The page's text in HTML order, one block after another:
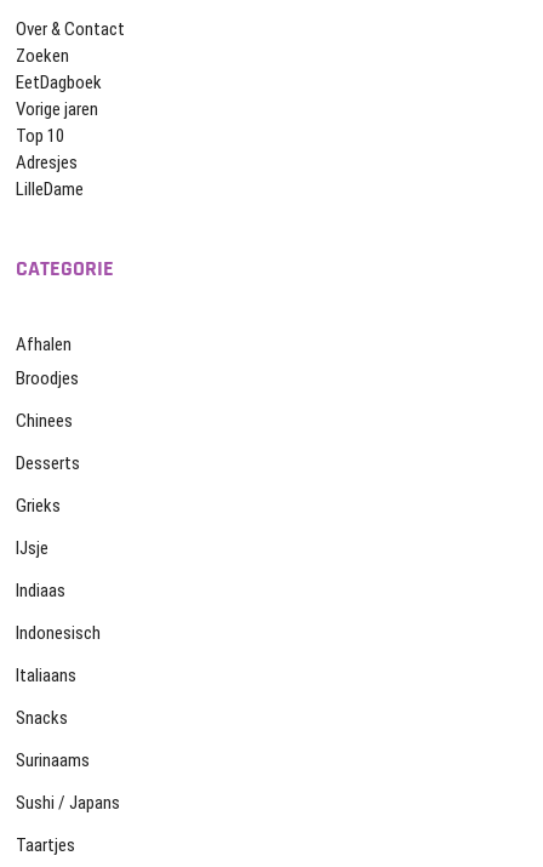
Over & Contact
Zoeken
EetDagboek
Vorige jaren
Top 10
Adresjes
LilleDame
CATEGORIE
Afhalen
Broodjes
Chinees
Desserts
Grieks
IJsje
Indiaas
Indonesisch
Italiaans
Snacks
Surinaams
Sushi / Japans
Taartjes